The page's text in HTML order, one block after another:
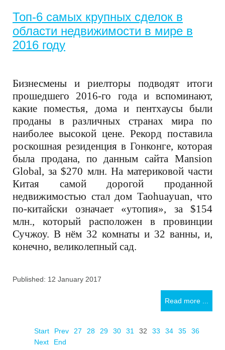
Топ-6 самых крупных сделок в
области недвижимости в мире в
2016 году
Бизнесмены и риелторы подводят итоги
прошедшего 2016-го года и вспоминают,
какие поместья, дома и пентхаусы были
проданы в различных странах мира по
наиболее высокой цене. Рекорд поставила
роскошная резиденция в Гонконге, которая
была продана, по данным сайта Mansion
Global, за $270 млн. На материковой части
Китая самой дорогой проданной
недвижимостью стал дом Taohuayuan, что
по-китайски означает «утопия», за $154
млн., который расположен в провинции
Сучжоу. В нём 32 комнаты и 32 ванны, и,
конечно, великолепный сад.
Published: 12 January 2017
Read more ...
Start Prev 27 28 29 30 31 32 33 34 35
36
Next
End